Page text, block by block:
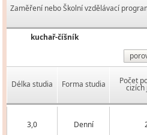
Zaměření nebo Školní vzdělávací
kuchař-číšník
Délka studia Forma studia Počet
cizích
3,0 Denní